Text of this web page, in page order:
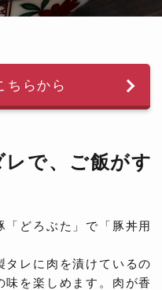
ちらから
で、ご飯がす
どろぶた」で「豚丼用
タレに肉を漬けているの
味を楽しめます。肉が香